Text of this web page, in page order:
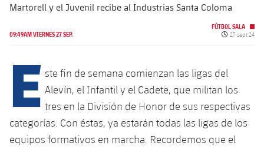
Documents
La Masia
Centro de documentación
plusicon
más
Martorell y el Juvenil recibe al Industrias Santa Coloma
09:49AM VIERNES 27 SEP.
FÚTBOL SALA
Fecha de
27 sept 24
E ste fin de semana comienzan las ligas del
Alevín, el Infantil y el Cadete, que militan los
tres en la División de Honor de sus respectivas
categorías. Con éstas, ya estarán todas las ligas de los
equipos formativos en marcha. Recordemos que el